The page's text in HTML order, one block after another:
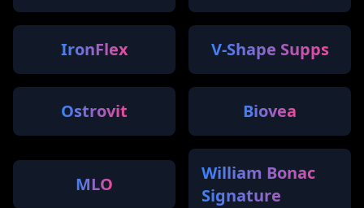
IronFlex V-Shape Supps
Ostrovit Biovea
MLO
William Bonac
Signature